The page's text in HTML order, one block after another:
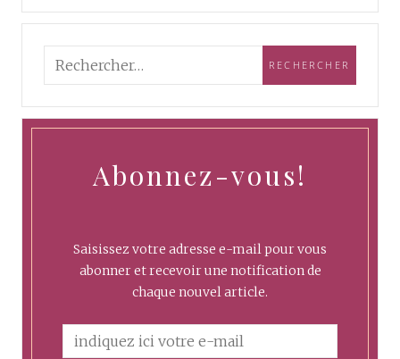
Abonnez-vous!
Saisissez votre adresse e-mail pour vous
abonner et recevoir une notification de
chaque nouvel article.